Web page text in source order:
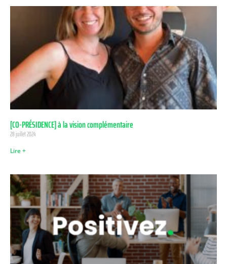
[CO-PRÉSIDENCE] à la vision complémentaire
28 juillet 2024
Lire +